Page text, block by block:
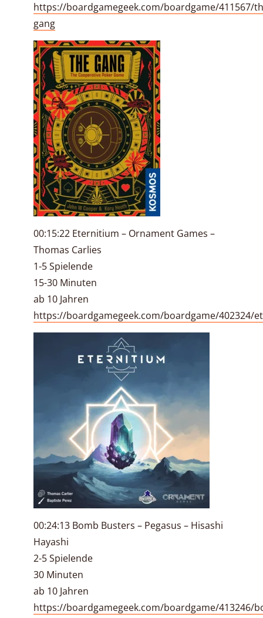
https://boardgamegeek.com/boardgame/411567/
gang
00:15:22 Eternitium – Ornament Games –
Thomas Carlies
1-5 Spielende
15-30 Minuten
ab 10 Jahren
https://boardgamegeek.com/boardgame/402324/
00:24:13 Bomb Busters – Pegasus – Hisashi
Hayashi
2-5 Spielende
30 Minuten
ab 10 Jahren
https://boardgamegeek.com/boardgame/413246/